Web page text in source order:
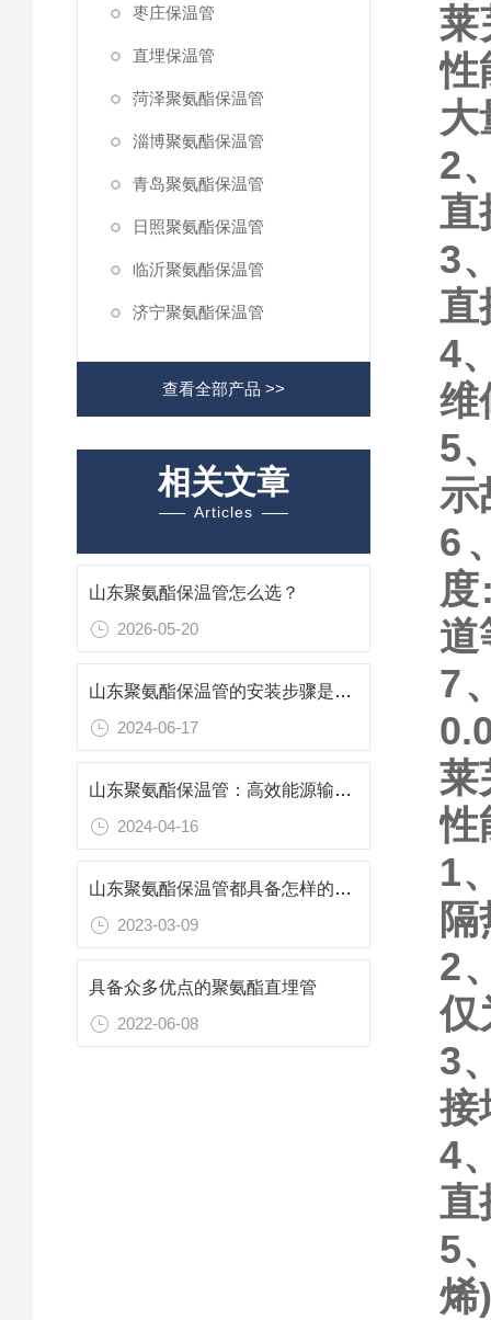
枣庄保温管
直埋保温管
菏泽聚氨酯保温管
淄博聚氨酯保温管
青岛聚氨酯保温管
日照聚氨酯保温管
临沂聚氨酯保温管
济宁聚氨酯保温管
查看全部产品 >>
相关文章
Articles
山东聚氨酯保温管怎么选？
2026-05-20
山东聚氨酯保温管的安装步骤是什么？
2024-06-17
山东聚氨酯保温管：高效能源输送的绝热卫士
2024-04-16
山东聚氨酯保温管都具备怎样的优势？
2023-03-09
具备众多优点的聚氨酯直埋管
2022-06-08
莱
性
大
2
直
3
直
4
维
5
示
6
道
7
莱
性
1
2
仅
3
接
4
直
5
烯